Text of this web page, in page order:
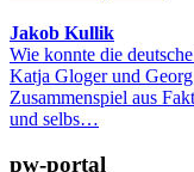
Jakob Kullik
Wie konnte die
Katja Gloger und
Zusammenspiel aus
und selbs…
pw-portal